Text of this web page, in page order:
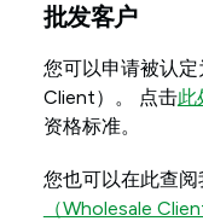
批发客户
您可以申请被认
Client）。 点击此
资格标准。
您也可以在此查阅
（Wholesale